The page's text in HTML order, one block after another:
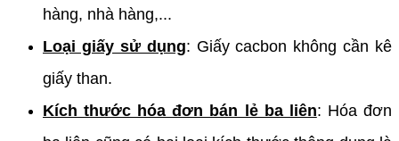
hàng, nhà hàng,...
Loại giấy sử dụng: Giấy cacbon không cần kê
giấy than.
Kích thước hóa đơn bán lẻ ba liên: Hóa đơn